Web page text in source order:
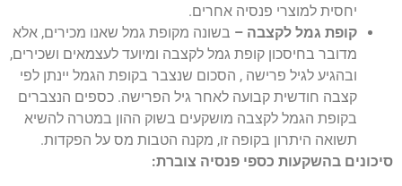
יחסית למוצרי פנסיה אחרים.
קופת גמל לקצבה – בשונה מקופת גמל שאנו מכירים, אלא
מדובר בחיסכון קופת גמל לקצבה ומיועד לעצמאים ושכירים,
ובהגיע לגיל פרישה , הסכום שנצבר בקופת הגמל יינתן לפי
קצבה חודשית קבועה לאחר גיל הפרישה. כספים הנצברים
בקופת הגמל לקצבה מושקעים בשוק ההון במטרה להשיא
תשואה היתרון בקופה זו, מקנה הטבות מס על הפקדות.
סיכונים בהשקעות כספי פנסיה צוברת: